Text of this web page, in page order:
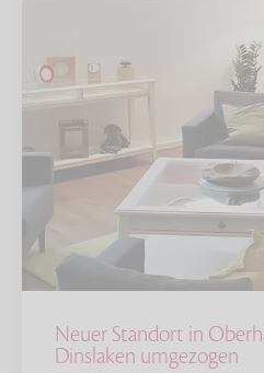
Neuer Standort in
Dinslaken umgezogen